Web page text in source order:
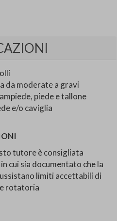
da moderate a gravi
piede e tallone
e/o caviglia
tutore è consigliata
cui sia documentato che la
limiti accettabili di
rotatoria